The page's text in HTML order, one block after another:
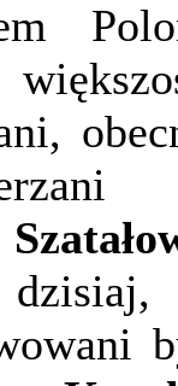
dzisiaj,